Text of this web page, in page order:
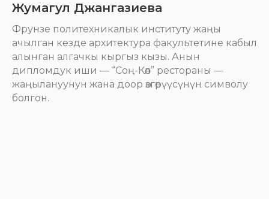
Жумагул Джангазиева
Фрунзе политехникалык институту жаңы
ачылган кезде архитектура факультетине кабыл
алынган алгачкы кыргыз кызы. Анын
дипломдук иши — “Соң-Көл” рестораны —
жаңылануунун жана доор өзгөрүүсүнүн символу
болгон.